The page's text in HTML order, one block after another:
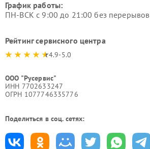
График работы:
ПН-ВСК с 9:00 до 21:00 без
Рейтинг сервисного центра
4.9-5.0
ООО "Русервис"
ИНН 7702633247
ОГРН 1077746335776
Поделиться в соц. сетях: